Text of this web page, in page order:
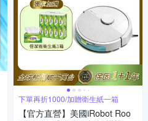
下單再折1000/加贈衛生紙一箱
【官方直營】美國iRobot Roo